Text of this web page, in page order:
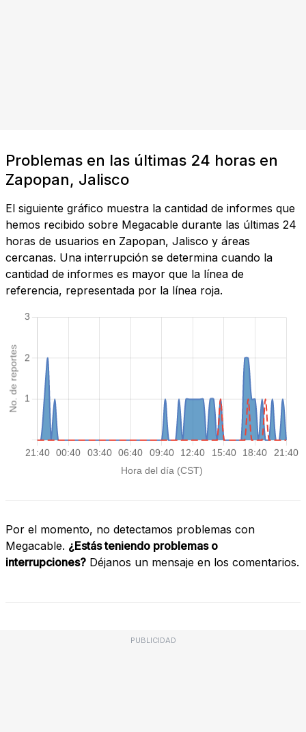
Problemas en las últimas 24 horas en
Zapopan, Jalisco
El siguiente gráfico muestra la cantidad de informes que
hemos recibido sobre Megacable durante las últimas 24
horas de usuarios en Zapopan, Jalisco y áreas
cercanas. Una interrupción se determina cuando la
cantidad de informes es mayor que la línea de
referencia, representada por la línea roja.
Por el momento, no detectamos problemas con
Megacable. ¿Estás teniendo problemas o
interrupciones? Déjanos un mensaje en los comentarios.
PUBLICIDAD